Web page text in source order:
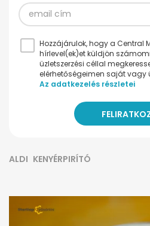
Hozzájárulok, hogy a Central
hírlevel(ek)et küldjön
üzletszerzési céllal
elérhetőségeimen saját vagy
Az adatkezelés részletei
ALDI KENYÉRPIRÍTÓ